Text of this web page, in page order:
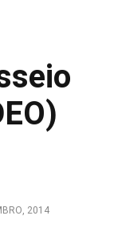
2014